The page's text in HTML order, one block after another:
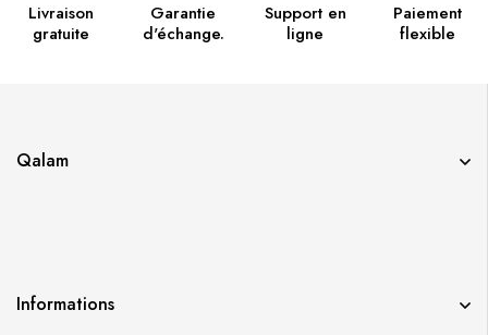
Livraison
gratuite
Garantie
d'échange.
Support en
ligne
Paiement
flexible
Qalam
Informations